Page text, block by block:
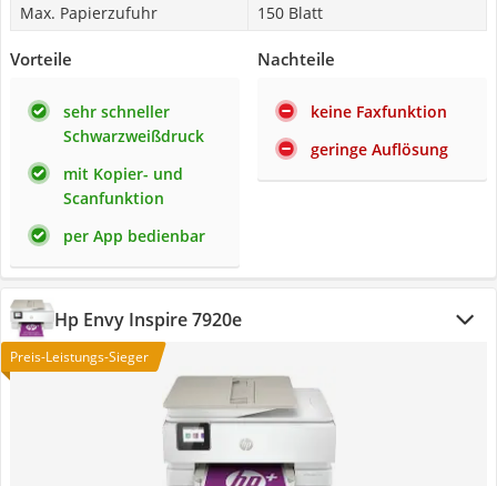
Max. Papierzufuhr
150 Blatt
Vorteile
sehr schneller
Schwarzweißdruck
mit Kopier- und
Scanfunktion
per App bedienbar
Nachteile
keine Faxfunktion
geringe Auflösung
Hp Envy Inspire 7920e
Preis-Leistungs-Sieger